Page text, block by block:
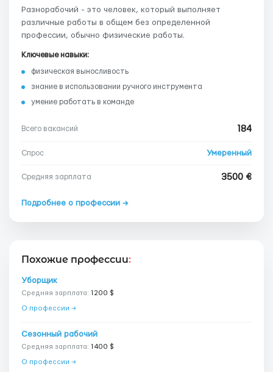
Разнорабочий - это человек, который выполняет
различные работы в общем без определенной
профессии, обычно физические работы.
Ключевые навыки:
физическая выносливость
знание в использовании ручного инструмента
умение работать в команде
Всего вакансий 184
Спрос Умеренный
Средняя зарплата 3500 €
Подробнее о профессии →
Похожие профессии:
Уборщик
Средняя зарплата: 1200 $
О профессии →
Сезонный рабочий
Средняя зарплата: 1400 $
О профессии →